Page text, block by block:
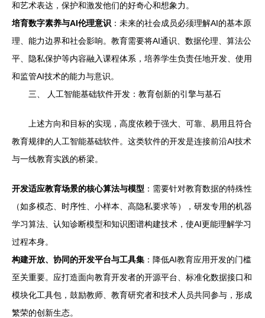
和艺术表达，保护和激发他们的好奇心和想象力。
培育数字素养与AI伦理意识 ：未来的社会成员必须理解AI的基本原
理、能力边界和社会影响。教育需要将AI通识、数据伦理、算法公
平、隐私保护等内容融入课程体系，培养学生负责任地开发、使用
和监管AI技术的能力与意识。
三、 人工智能基础软件开发：教育创新的引擎与基石
上述方向和目标的实现，高度依赖于强大、可靠、易用且符合
教育规律的人工智能基础软件。这类软件的开发是连接前沿AI技术
与一线教育实践的桥梁。
开发适应教育场景的核心算法与模型 ：需要针对教育数据的特殊性
（如多模态、时序性、小样本、高隐私要求等），研发专用的机器
学习算法、认知诊断模型和知识图谱构建技术，使AI更能理解学习
过程本身。
构建开放、协同的开发平台与工具集 ：降低AI教育应用开发的门槛
至关重要。应打造面向教育开发者的开源平台、标准化数据接口和
模块化工具包，鼓励教师、教育研究者和技术人员共同参与，形成
繁荣的创新生态。